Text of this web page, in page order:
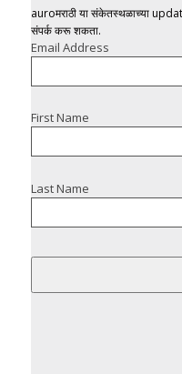
auroमराठी या संकेतस्थळाच्या
संपर्क करू शकता.
Email Address
First Name
Last Name